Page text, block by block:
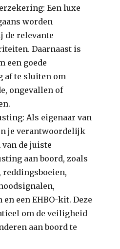
Een luxe
worden
de relevante
Daarnaast is
een goede
af te sluiten om
ongevallen of
Als eigenaar van
je verantwoordelijk
de juiste
aan boord, zoals
reddingsboeien,
een EHBO-kit. Deze
om de veiligheid
aan boord te